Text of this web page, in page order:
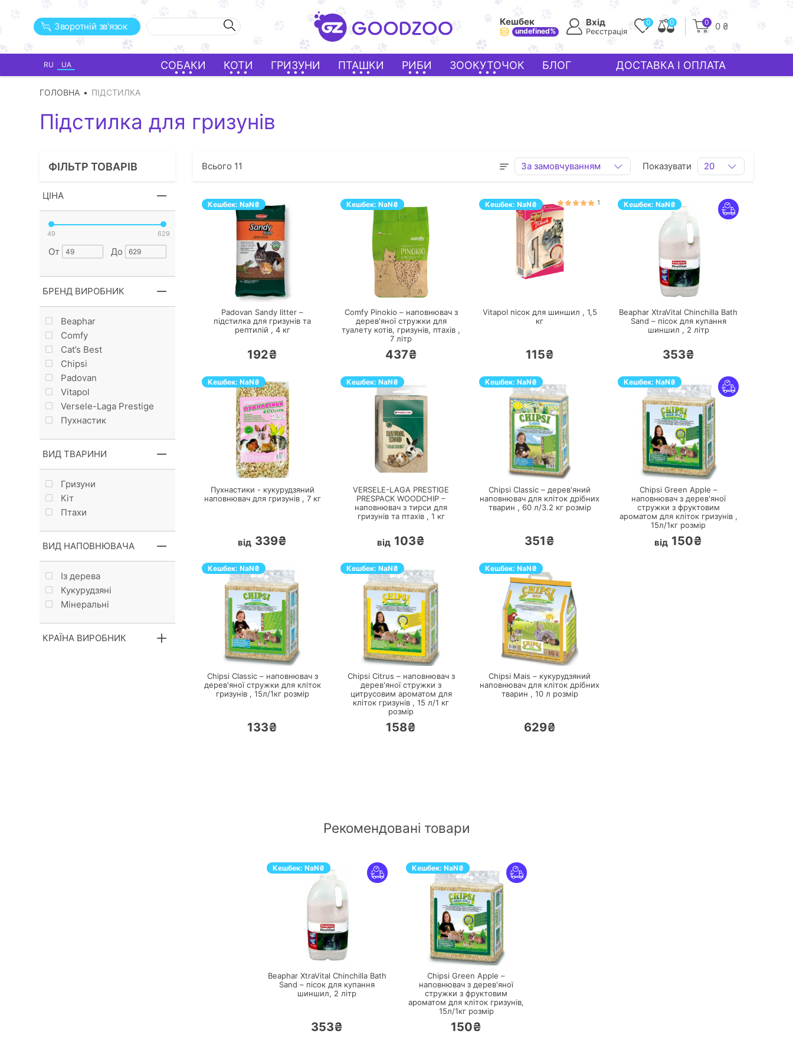
Зворотній зв'язок Кешбек
undefined%
Вхід
Реєстрація
0 0 0 0 ₴
RU UA СОБАКИ КОТИ ГРИЗУНИ ПТАШКИ РИБИ ЗООКУТОЧОК БЛОГ ДОСТАВКА І ОПЛАТА
ГОЛОВНА ПІДСТИЛКА
Підстилка для гризунів
ФІЛЬТР ТОВАРІВ
ЦІНА
49 629
От До
БРЕНД ВИРОБНИК
Beaphar
Comfy
Cat’s Best
Chipsi
Padovan
Vitapol
Versele-Laga Prestige
Пухнастик
ВИД ТВАРИНИ
Гризуни
Кiт
Птахи
ВИД НАПОВНЮВАЧА
Із дерева
Кукурудзяні
Мінеральні
КРАЇНА ВИРОБНИК
Всього 11 За замовчуванням Показувати 20
Кешбек: NaN₴
ПЕРЕЙТИ
Padovan Sandy litter –
підстилка для гризунів та
рептилій , 4кг
192₴
Кешбек: NaN₴
ПЕРЕЙТИ
Comfy Pinokio – наповнювач з
дерев'яної стружки для
туалету котів, гризунів, птахів ,
7 літр
437₴
Кешбек: NaN₴ 1
Vitapol пісок для шиншил , 1,5
кг
115₴
Кешбек: NaN₴
ПЕРЕЙТИ
Beaphar XtraVital Chinchilla Bath
Sand – пісок для купання
шиншил , 2 літр
353₴
Кешбек: NaN₴
ПЕРЕЙТИ
Пухнастики - кукурудзяний
наповнювач для гризунів , 7кг
від 339₴
Кешбек: NaN₴
ПЕРЕЙТИ
VERSELE-LAGA PRESTIGE
PRESPACK WOODCHIP –
наповнювач з тирси для
гризунів та птахів , 1 кг
від 103₴
Кешбек: NaN₴
ПЕРЕЙТИ
Chipsi Classic – дерев'яний
наповнювач для кліток дрібних
тварин , 60 л/3.2 кгрозмір
351₴
Кешбек: NaN₴
ПЕРЕЙТИ
Chipsi Green Apple –
наповнювач з дерев'яної
стружки з фруктовим
ароматом для кліток гризунів ,
15л/1кг розмір
від 150₴
Кешбек: NaN₴
ПЕРЕЙТИ
Chipsi Classic – наповнювач з
дерев'яної стружки для кліток
гризунів , 15л/1кгрозмір
133₴
Кешбек: NaN₴
ПЕРЕЙТИ
Chipsi Citrus – наповнювач з
дерев'яної стружки з
цитрусовим ароматом для
кліток гризунів , 15 л/1 кг
розмір
158₴
Кешбек: NaN₴
ПЕРЕЙТИ
Chipsi Mais – кукурудзяний
наповнювач для кліток дрібних
тварин , 10 л розмір
629₴
Рекомендовані товари
Кешбек: NaN₴
ПЕРЕЙТИ
Beaphar XtraVital Chinchilla Bath
Sand – пісок для купання
шиншил, 2 літр
353₴
Кешбек: NaN₴
ПЕРЕЙТИ
Chipsi Green Apple –
наповнювач з дерев'яної
стружки з фруктовим
ароматом для кліток гризунів,
15л/1кг розмір
150₴